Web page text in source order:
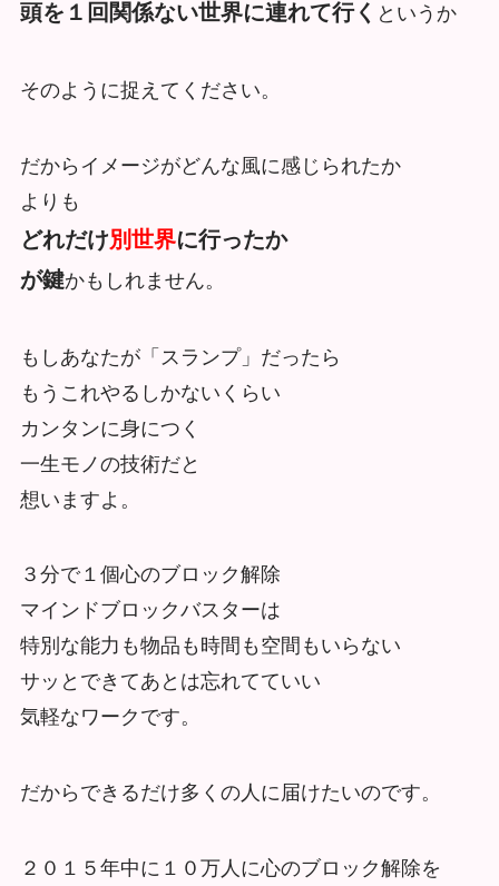
頭を１回関係ない世界に連れて行く というか
そのように捉えてください。
だからイメージがどんな風に感じられたか
よりも
どれだけ別世界に行ったか
が鍵かもしれません。
もしあなたが「スランプ」だったら
もうこれやるしかないくらい
カンタンに身につく
一生モノの技術だと
想いますよ。
３分で１個心のブロック解除
マインドブロックバスターは
特別な能力も物品も時間も空間もいらない
サッとできてあとは忘れてていい
気軽なワークです。
だからできるだけ多くの人に届けたいのです。
２０１５年中に１０万人に心のブロック解除を